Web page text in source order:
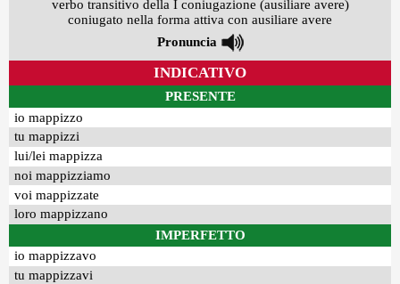
verbo transitivo della I coniugazione (ausiliare avere)
coniugato nella forma attiva con ausiliare avere
Pronuncia
INDICATIVO
PRESENTE
io mappizzo
tu mappizzi
lui/lei mappizza
noi mappizziamo
voi mappizzate
loro mappizzano
IMPERFETTO
io mappizzavo
tu mappizzavi